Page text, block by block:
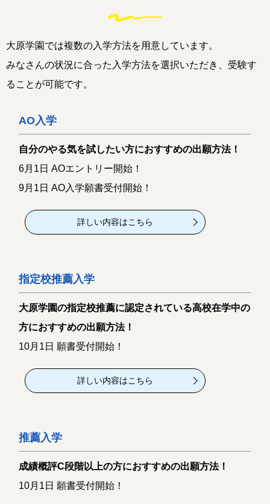
大原学園では複数の入学方法を用意しています。
みなさんの状況に合った入学方法を選択いただき、受験す
ることが可能です。
AO入学
自分のやる気を試したい方におすすめの出願方法！
6月1日 AOエントリー開始！
9月1日 AO入学願書受付開始！
詳しい内容はこちら
指定校推薦入学
大原学園の指定校推薦に認定されている高校在学中の
方におすすめの出願方法！
10月1日 願書受付開始！
詳しい内容はこちら
推薦入学
成績概評C段階以上の方におすすめの出願方法！
10月1日 願書受付開始！